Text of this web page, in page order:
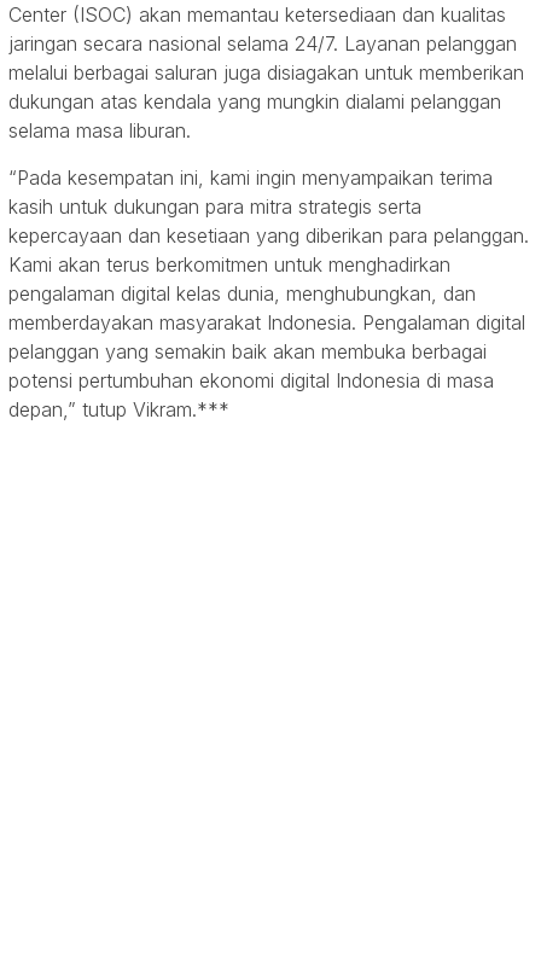
Center (ISOC) akan memantau ketersediaan dan kualitas
jaringan secara nasional selama 24/7. Layanan pelanggan
melalui berbagai saluran juga disiagakan untuk memberikan
dukungan atas kendala yang mungkin dialami pelanggan
selama masa liburan.
“Pada kesempatan ini, kami ingin menyampaikan terima
kasih untuk dukungan para mitra strategis serta
kepercayaan dan kesetiaan yang diberikan para pelanggan.
Kami akan terus berkomitmen untuk menghadirkan
pengalaman digital kelas dunia, menghubungkan, dan
memberdayakan masyarakat Indonesia. Pengalaman digital
pelanggan yang semakin baik akan membuka berbagai
potensi pertumbuhan ekonomi digital Indonesia di masa
depan,” tutup Vikram.***